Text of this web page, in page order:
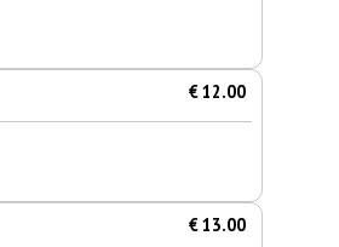
€ 12.00
€ 13.00